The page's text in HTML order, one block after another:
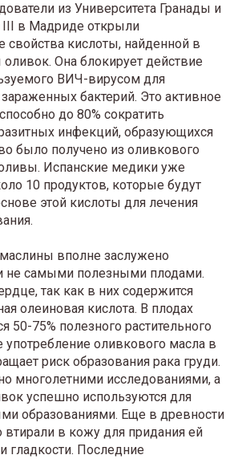
из Университета Гранады и
III в Мадриде открыли
свойства кислоты, найденной в
Она блокирует действие
ВИЧ-вирусом для
бактерий. Это активное
до 80% сократить
инфекций, образующихся
было получено из оливкового
Испанские медики уже
10 продуктов, которые будут
этой кислоты для лечения
вполне заслужено
не самыми полезными плодами.
так как в них содержится
олеиновая кислота. В плодах
50-75% полезного растительного
употребление оливкового масла в
риск образования рака груди.
многолетними исследованиями, а
успешно используются для
образованиями. Еще в древности
в кожу для придания ей
гладкости. Последние